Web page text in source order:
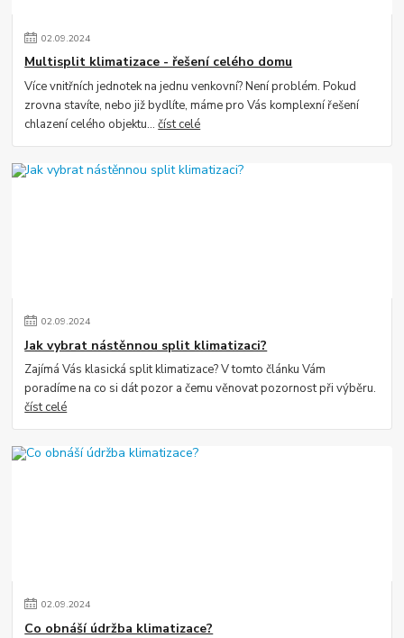
02.09.2024
Multisplit klimatizace - řešení celého domu
Více vnitřních jednotek na jednu venkovní? Není problém. Pokud
zrovna stavíte, nebo již bydlíte, máme pro Vás komplexní řešení
chlazení celého objektu...číst celé
02.09.2024
Jak vybrat nástěnnou split klimatizaci?
Zajímá Vás klasická split klimatizace? V tomto článku Vám
poradíme na co si dát pozor a čemu věnovat pozornost při výběru.
číst celé
02.09.2024
Co obnáší údržba klimatizace?